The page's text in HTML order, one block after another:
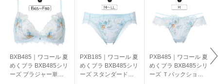
BXB485｜ワコール 夏
めくブラ BXB485シリ
ーズ ブラジャー単品
PXB185｜ワコール 夏
めくブラ BXB485シリ
ーズ スタンダードシ
PXB485｜ワコール 夏
めくブラ BXB485シリ
ーズ Ｔバックショー